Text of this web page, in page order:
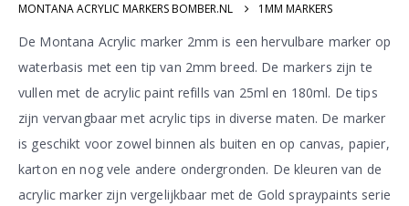
MONTANA ACRYLIC MARKERS BOMBER.NL
1MM MARKERS
De Montana Acrylic marker 2mm is een hervulbare marker op
waterbasis met een tip van 2mm breed. De markers zijn te
vullen met de acrylic paint refills van 25ml en 180ml. De tips
zijn vervangbaar met acrylic tips in diverse maten. De marker
is geschikt voor zowel binnen als buiten en op canvas, papier,
karton en nog vele andere ondergronden. De kleuren van de
acrylic marker zijn vergelijkbaar met de Gold spraypaints serie